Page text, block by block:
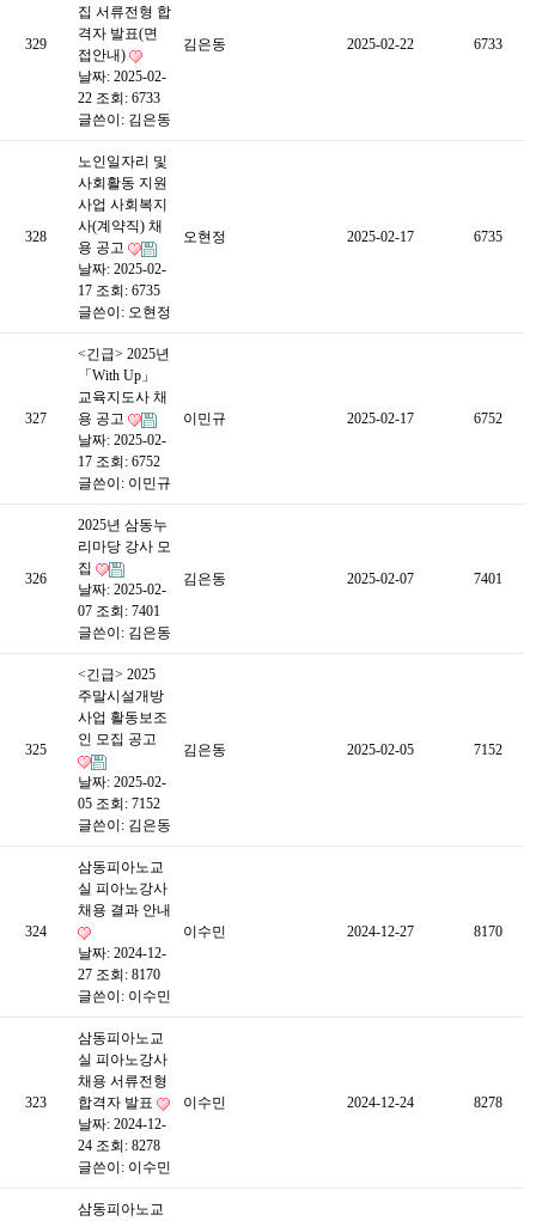
329
집 서류전형 합
격자 발표(면
접안내)
날짜: 2025-02-
22 조회: 6733
글쓴이: 김은동
김은동 2025-02-22 6733
328
노인일자리 및
사회활동 지원
사업 사회복지
사(계약직) 채
용 공고
날짜: 2025-02-
17 조회: 6735
글쓴이: 오현정
오현정 2025-02-17 6735
327
<긴급> 2025년
「With Up」
교육지도사 채
용 공고
날짜: 2025-02-
17 조회: 6752
글쓴이: 이민규
이민규 2025-02-17 6752
326
2025년 삼동누
리마당 강사 모
집
날짜: 2025-02-
07 조회: 7401
글쓴이: 김은동
김은동 2025-02-07 7401
325
<긴급> 2025
주말시설개방
사업 활동보조
인 모집 공고
날짜: 2025-02-
05 조회: 7152
글쓴이: 김은동
김은동 2025-02-05 7152
324
삼동피아노교
실 피아노강사
채용 결과 안내
날짜: 2024-12-
27 조회: 8170
글쓴이: 이수민
이수민 2024-12-27 8170
323
삼동피아노교
실 피아노강사
채용 서류전형
합격자 발표
날짜: 2024-12-
24 조회: 8278
글쓴이: 이수민
이수민 2024-12-24 8278
삼동피아노교